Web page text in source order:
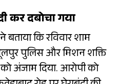
कर दबोचा गया
बताया कि रविवार शाम
पुलिस और मिशन शक्ति
अंजाम दिया. आरोपी को